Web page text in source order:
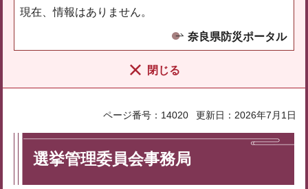
現在、情報はありません。
奈良県防災ポータル
閉じる
ページ番号：14020 更新日：2026年7月1日
選挙管理委員会事務局